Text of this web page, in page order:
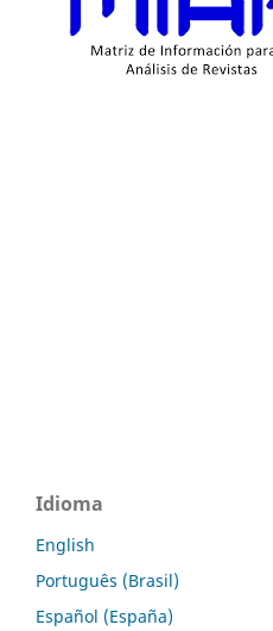
Idioma
English
Português (Brasil)
Español (España)